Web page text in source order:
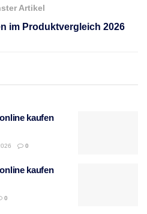
Artikel
im Produktvergleich 2026
kaufen
0
kaufen
0